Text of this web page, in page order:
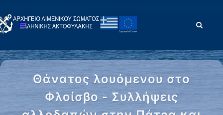
Θάνατος λουόμενου στο
Φλοίσβο - Συλλήψεις